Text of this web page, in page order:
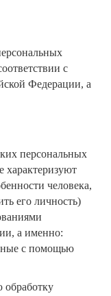
с
Федерации, а
персональных
характеризуют
человека,
его личность)
а именно:
с помощью
обработку